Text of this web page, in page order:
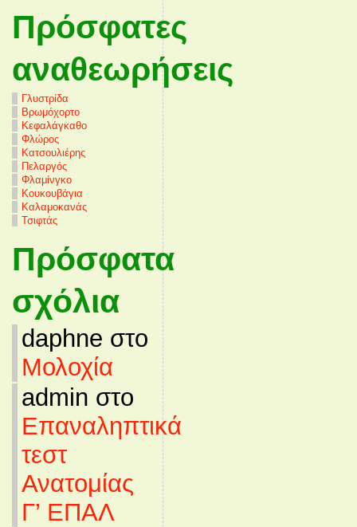
Πρόσφατες
αναθεωρήσεις
Γλυστρίδα
Βρωμόχορτο
Κεφαλάγκαθο
Φλώρος
Κατσουλιέρης
Πελαργός
Φλαμίνγκο
Κουκουβάγια
Καλαμοκανάς
Τσιφτάς
Πρόσφατα
σχόλια
daphne στο
Μολοχία
admin στο
Επαναληπτικά
τεστ
Ανατομίας
Γ’ ΕΠΑΛ